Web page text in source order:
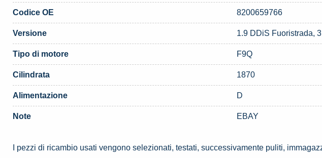
Codice OE 8200659766
Versione 1.9 DDiS Fuoristrada,
Tipo di motore F9Q
Cilindrata 1870
Alimentazione D
Note EBAY
I pezzi di ricambio usati vengono selezionati, testati, successivamente puliti,